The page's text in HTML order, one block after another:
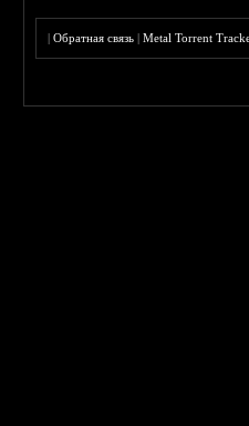
|Обратная связь |Metal Torrent